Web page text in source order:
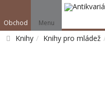
Obchod Menu
Knihy Knihy pro mládež